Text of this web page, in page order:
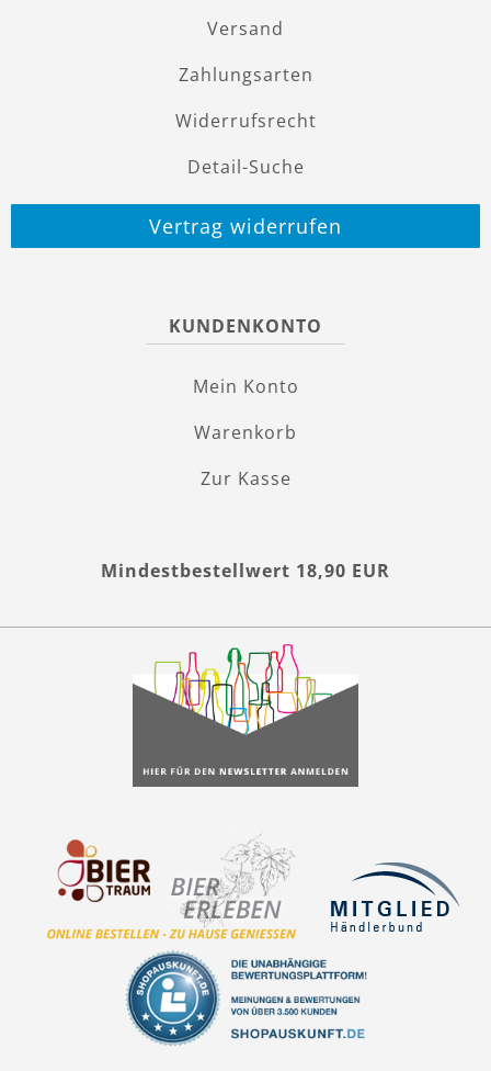
Versand
Zahlungsarten
Widerrufsrecht
Detail-Suche
Vertrag widerrufen
KUNDENKONTO
Mein Konto
Warenkorb
Zur Kasse
Mindestbestellwert 18,90 EUR